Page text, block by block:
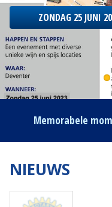
ZONDAG 25 JUNI
Memorabele
NIEUWS